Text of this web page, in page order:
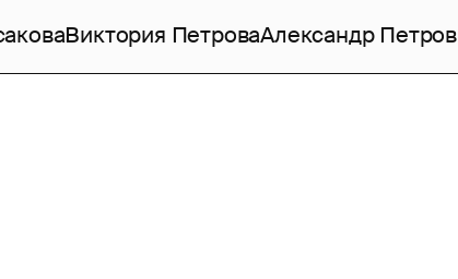
Виктория ПетроваАлександр Петров